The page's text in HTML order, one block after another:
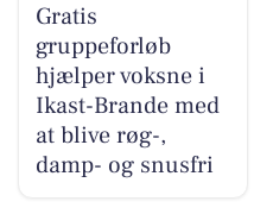
Gratis
gruppeforløb
hjælper voksne i
Ikast-Brande med
at blive røg-,
damp- og snusfri